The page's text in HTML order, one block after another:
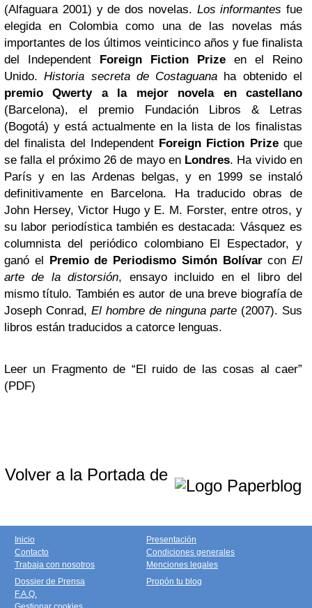
(Alfaguara 2001) y de dos novelas. Los informantes fue
elegida en Colombia como una de las novelas más
importantes de los últimos veinticinco años y fue finalista
del Independent Foreign Fiction Prize en el Reino
Unido.Historia secreta de Costaguana ha obtenido el
premio Qwerty a la mejor novela en castellano
(Barcelona), el premio Fundación Libros & Letras
(Bogotá) y está actualmente en la lista de los finalistas
del finalista del Independent Foreign Fiction Prizeque
se falla el próximo 26 de mayo en Londres. Ha vivido en
París y en las Ardenas belgas, y en 1999 se instaló
definitivamente en Barcelona. Ha traducido obras de
John Hersey, Victor Hugo y E. M. Forster, entre otros, y
su labor periodística también es destacada: Vásquez es
columnista del periódico colombiano El Espectador, y
ganó el Premio de Periodismo Simón Bolívarcon El
arte de la distorsión, ensayo incluido en el libro del
mismo título. También es autor de una breve biografía de
Joseph Conrad, El hombre de ninguna parte (2007). Sus
libros están traducidos a catorce lenguas.
Leer un Fragmento de “El ruido de las cosas al caer”
(PDF)
Volver a la Portada de
Inicio
Contacto
Trabaja con nosotros
Presentación
Condiciones generales
Menciones legales
Dossier de Prensa
F.A.Q.
Propón tu blog